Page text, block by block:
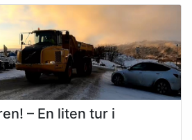
– En liten tur i